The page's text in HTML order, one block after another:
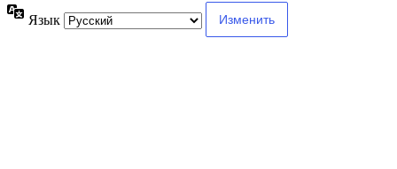
Язык